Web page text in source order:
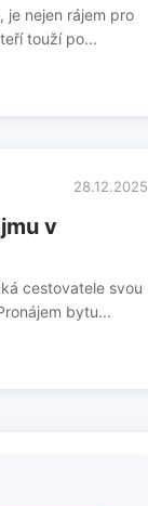
je nejen rájem pro
touží po...
28.12.2025
v
cestovatele svou
bytu...